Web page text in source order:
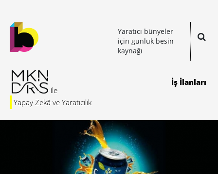
Yaratıcı bünyeler
için günlük besin
kaynağı
Yapay Zekâ ve Yaratıcılık
İş İlanları